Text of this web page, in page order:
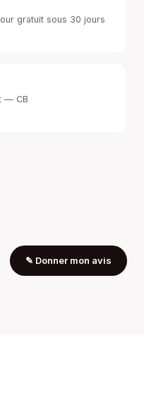
gratuit sous 30 jours
— CB
✎ Donner mon avis